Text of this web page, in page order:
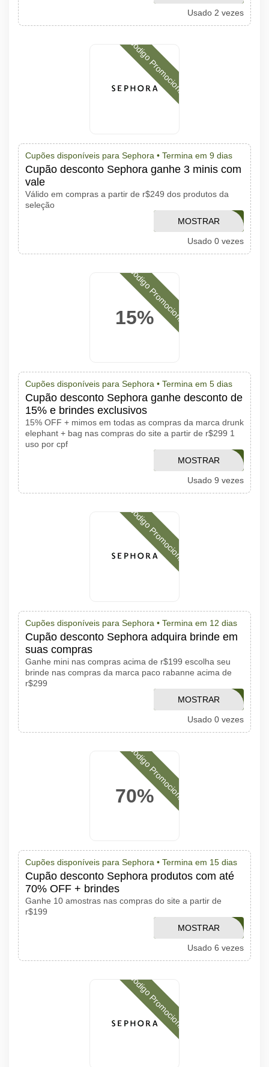
CÓDIGO
Usado 2 vezes
Código Promocional
Cupões disponíveis para Sephora • Termina em 9 dias
Cupão desconto Sephora ganhe 3 minis com
vale
Válido em compras a partir de r$249 dos produtos da
seleção
AMOMINIS
MOSTRAR
CÓDIGO
Usado 0 vezes
15%
Código Promocional
Cupões disponíveis para Sephora • Termina em 5 dias
Cupão desconto Sephora ganhe desconto de
15% e brindes exclusivos
15% OFF + mimos em todas as compras da marca drunk
elephant + bag nas compras do site a partir de r$299 1
uso por cpf
DRUNK15
MOSTRAR
CÓDIGO
Usado 9 vezes
Código Promocional
Cupões disponíveis para Sephora • Termina em 12 dias
Cupão desconto Sephora adquira brinde em
suas compras
Ganhe mini nas compras acima de r$199 escolha seu
brinde nas compras da marca paco rabanne acima de
r$299
PACOSUMMER
MOSTRAR
CÓDIGO
Usado 0 vezes
70%
Código Promocional
Cupões disponíveis para Sephora • Termina em 15 dias
Cupão desconto Sephora produtos com até
70% OFF + brindes
Ganhe 10 amostras nas compras do site a partir de
r$199
SALE10
MOSTRAR
CÓDIGO
Usado 6 vezes
Código Promocional